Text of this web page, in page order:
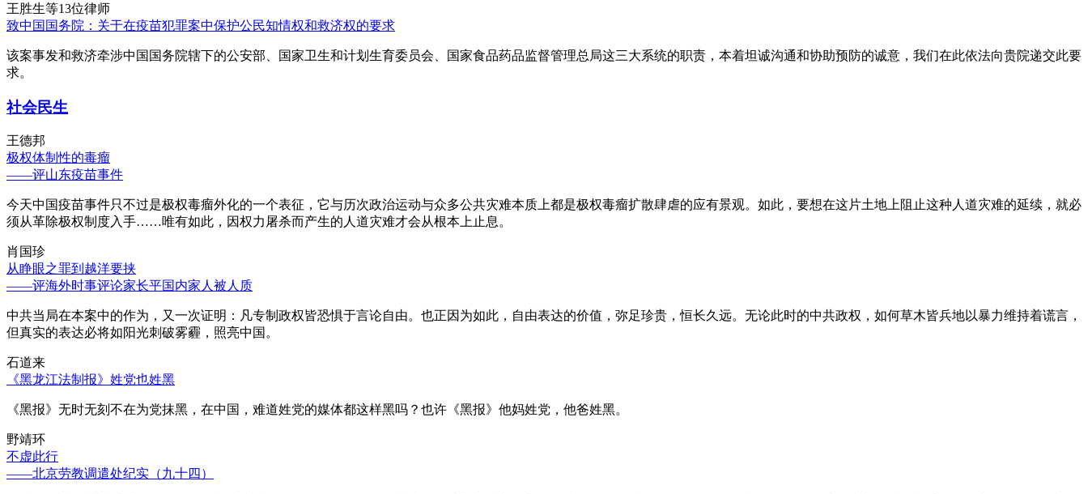
王胜生等13位律师
致中国国务院：关于在疫苗犯罪案中保护公民知情权和救济权的要求
该案事发和救济牵涉中国国务院辖下的公安部、国家卫生和计划生育委员会、国家食品药品监督管理总局这三大系统的职责，本着坦诚沟通和协助预防的诚意，我们在此依法向贵院递交此要
求。
社会民生
王德邦
极权体制性的毒瘤
——评山东疫苗事件
今天中国疫苗事件只不过是极权毒瘤外化的一个表征，它与历次政治运动与众多公共灾难本质上都是极权毒瘤扩散肆虐的应有景观。如此，要想在这片土地上阻止这种人道灾难的延续，就必
须从革除极权制度入手……唯有如此，因权力屠杀而产生的人道灾难才会从根本上止息。
肖国珍
从睁眼之罪到越洋要挟
——评海外时事评论家长平国内家人被人质
中共当局在本案中的作为，又一次证明：凡专制政权皆恐惧于言论自由。也正因为如此，自由表达的价值，弥足珍贵，恒长久远。无论此时的中共政权，如何草木皆兵地以暴力维持着谎言，
但真实的表达必将如阳光刺破雾霾，照亮中国。
石道来
《黑龙江法制报》姓党也姓黑
《黑报》无时无刻不在为党抹黑，在中国，难道姓党的媒体都这样黑吗？也许《黑报》他妈姓党，他爸姓黑。
野靖环
不虚此行
——北京劳教调遣处纪实（九十四）